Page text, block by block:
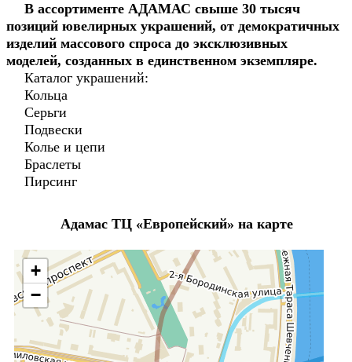
В ассортименте АДАМАС свыше 30 тысяч
позиций ювелирных украшений, от демократичных
изделий массового спроса до эксклюзивных
моделей, созданных в единственном экземпляре.
Каталог украшений:
Кольца
Серьги
Подвески
Колье и цепи
Браслеты
Пирсинг
Адамас ТЦ «Европейский» на карте
+
−